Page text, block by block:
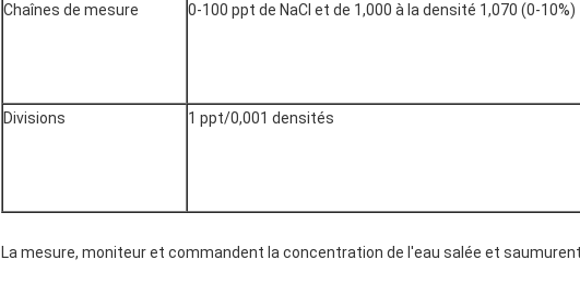
Chaînes de mesure 0-100 ppt de NaCl et de 1,000 à la densité 1,070 (0-10%)
Divisions 1 ppt/0,001 densités
La mesure, moniteur et commandent la concentration de l'eau salée et